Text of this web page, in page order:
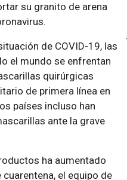
su granito de arena
de COVID-19, las
el mundo se enfrentan
quirúrgicas
de primera línea en
países incluso han
ante la grave
ha aumentado
el equipo de